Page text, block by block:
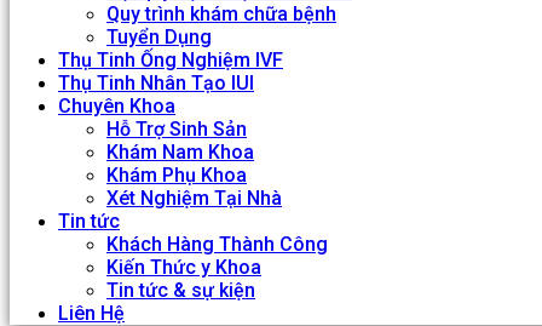
Quy trình khám chữa bệnh
Tuyển Dụng
Thụ Tinh Ống Nghiệm IVF
Thụ Tinh Nhân Tạo IUI
Chuyên Khoa
Hỗ Trợ Sinh Sản
Khám Nam Khoa
Khám Phụ Khoa
Xét Nghiệm Tại Nhà
Tin tức
Khách Hàng Thành Công
Kiến Thức y Khoa
Tin tức & sự kiện
Liên Hệ